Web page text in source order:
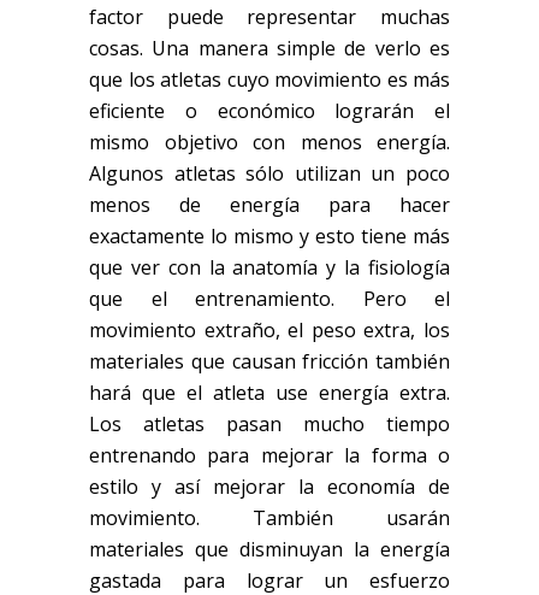
factor puede representar muchas
cosas. Una manera simple de verlo es
que los atletas cuyo movimiento es más
eficiente o económico lograrán el
mismo objetivo con menos energía.
Algunos atletas sólo utilizan un poco
menos de energía para hacer
exactamente lo mismo y esto tiene más
que ver con la anatomía y la fisiología
que el entrenamiento. Pero el
movimiento extraño, el peso extra, los
materiales que causan fricción también
hará que el atleta use energía extra.
Los atletas pasan mucho tiempo
entrenando para mejorar la forma o
estilo y así mejorar la economía de
movimiento. También usarán
materiales que disminuyan la energía
gastada para lograr un esfuerzo